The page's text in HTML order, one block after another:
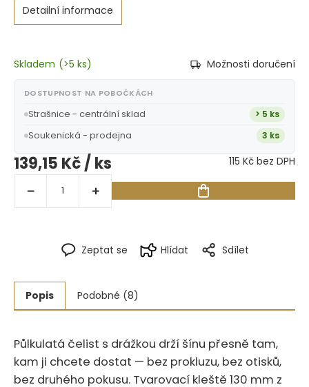
Detailní informace
Zeptat se Hlídat Sdílet
Skladem (>5 ks) Možnosti doručení
DOSTUPNOST NA POBOČKÁCH
Strašnice - centrální sklad > 5 ks
Soukenická - prodejna 3 ks
139,15 Kč/ ks 115 Kč bez DPH
Popis Podobné (8)
Půlkulatá čelist s drážkou drží šínu přesně tam,
kam ji chcete dostat — bez prokluzu, bez otisků,
bez druhého pokusu.‍​‍​​​​‌​​‌‌​‌‌‌‌‌​‌‌‌‌‌​‌‌‌​‌​​​​​ Tvarovací kleště 130 mm z